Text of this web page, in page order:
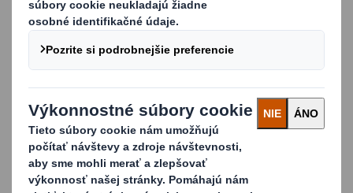
propagovať, chrániť a podporovať efektívnu
distribúciu.
KONTAKTUJTE NÁS A ZISTITE VIAC!